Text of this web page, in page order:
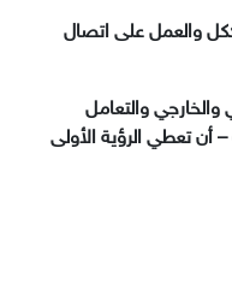
والعمل على اتصال
والخارجي والتعامل
أن تعطي الرؤية الأولى